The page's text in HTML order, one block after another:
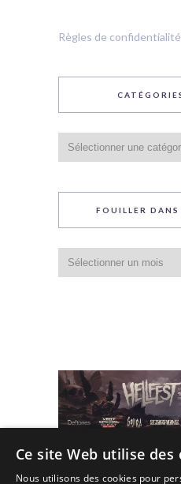
Règles de confidentialité
du
blog
FOUILLER DANS
dans
les
Ce site Web utilise des
Nous utilisons des cookies pour